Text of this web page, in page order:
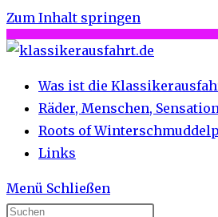
Zum Inhalt springen
Was ist die
Räder, Menschen,
Roots of
Links
Menü Schließen